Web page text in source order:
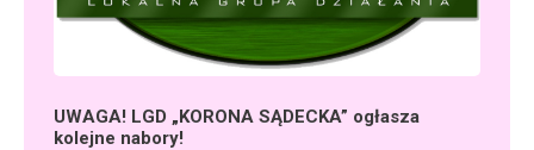
UWAGA! LGD „KORONA SĄDECKA” ogłasza
kolejne nabory!